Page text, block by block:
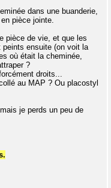
dans une buanderie,
pièce jointe.
pièce de vie, et que les
ensuite (on voit la
où était la cheminée,
?
droits...
au MAP ? Ou placostyl
je perds un peu de